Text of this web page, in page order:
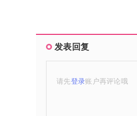
发表回复
请先登录账户再评论哦